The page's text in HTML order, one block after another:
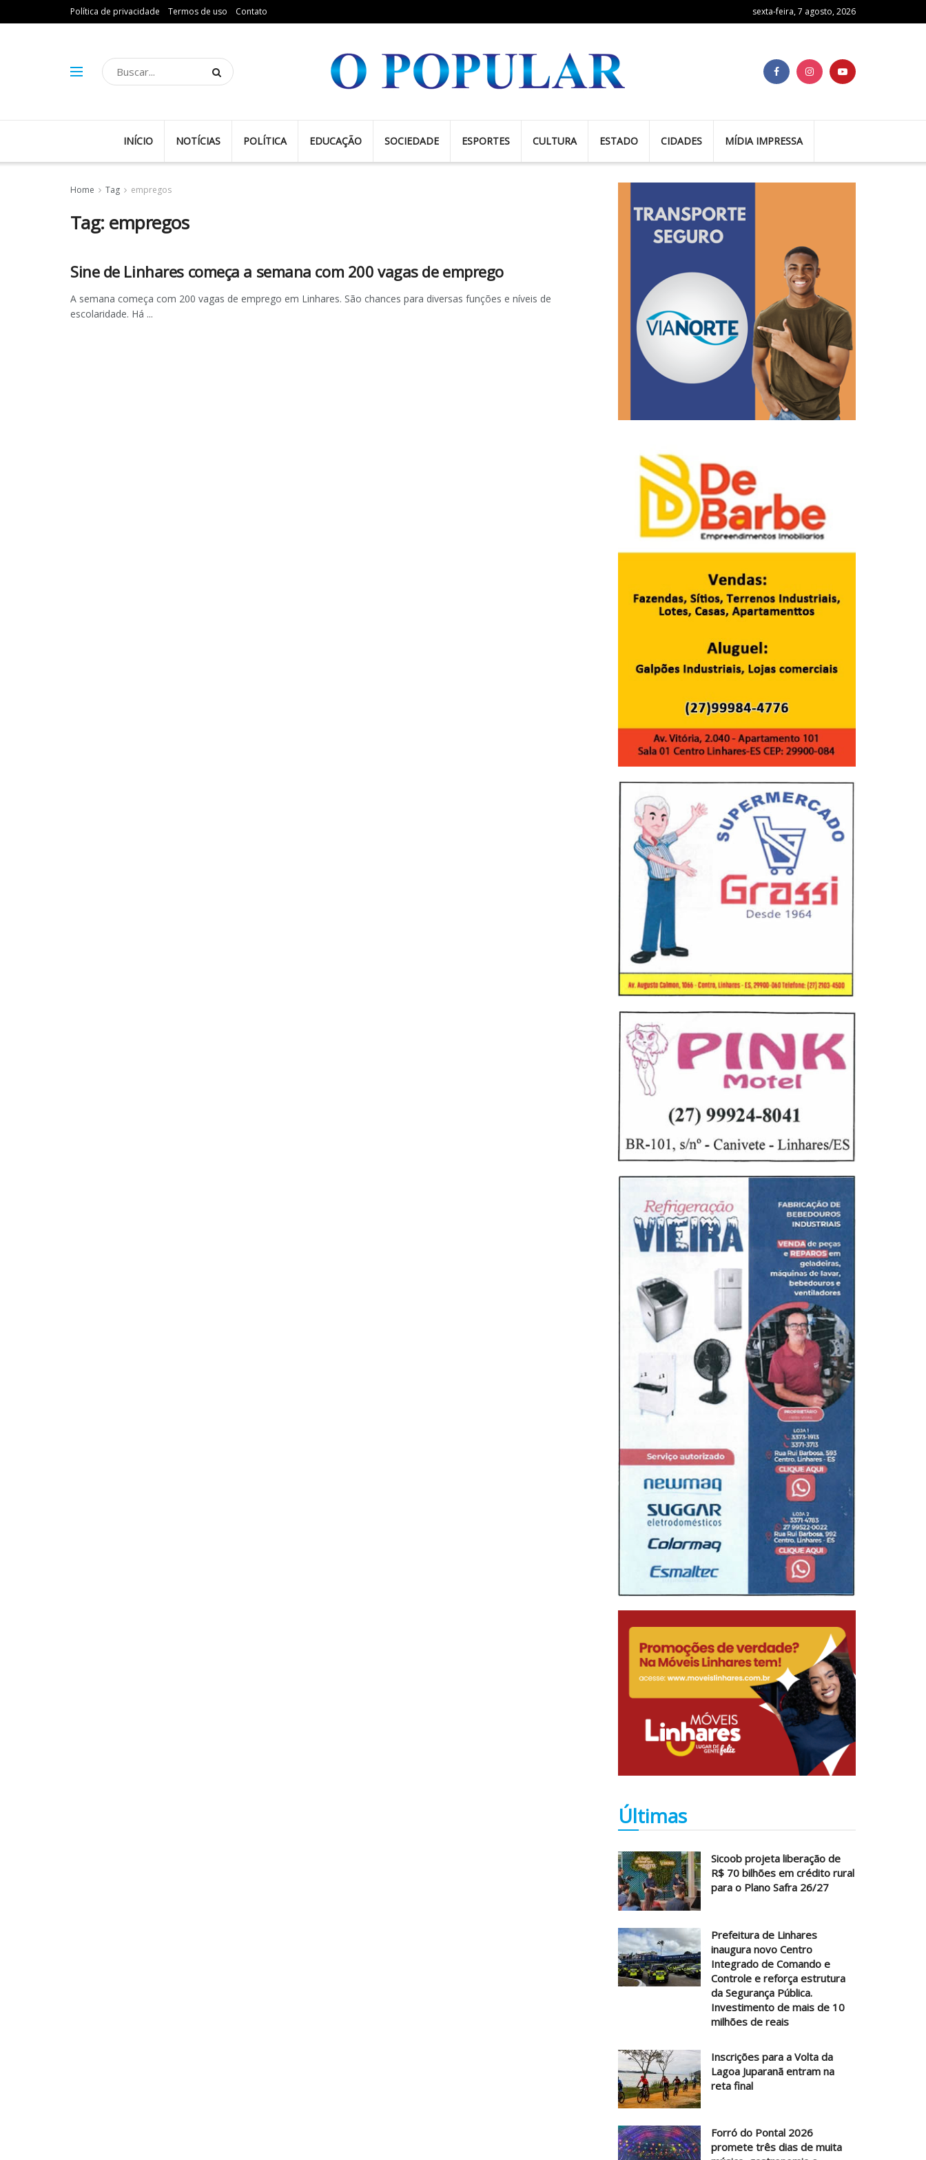
Política de privacidade Termos de uso Contato sexta-feira, 7 agosto, 2026
INÍCIO NOTÍCIAS POLÍTICA EDUCAÇÃO SOCIEDADE ESPORTES CULTURA ESTADO CIDADES MÍDIA IMPRESSA
Home Tag empregos
Tag: empregos
Sine de Linhares começa a semana com 200 vagas de emprego
A semana começa com 200 vagas de emprego em Linhares. São chances para diversas funções e níveis de
escolaridade. Há ...
Últimas
Sicoob projeta liberação de
R$ 70 bilhões em crédito rural
para o Plano Safra 26/27
Prefeitura de Linhares
inaugura novo Centro
Integrado de Comando e
Controle e reforça estrutura
da Segurança Pública.
Investimento de mais de 10
milhões de reais
Inscrições para a Volta da
Lagoa Juparanã entram na
reta final
Forró do Pontal 2026
promete três dias de muita